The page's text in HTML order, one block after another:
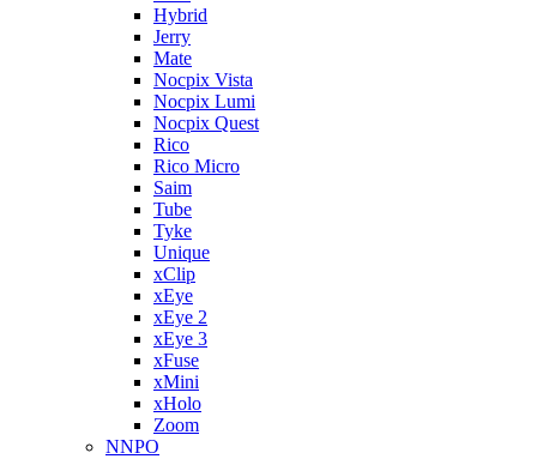
Hybrid
Jerry
Mate
Nocpix Vista
Nocpix Lumi
Nocpix Quest
Rico
Rico Micro
Saim
Tube
Tyke
Unique
xClip
xEye
xEye 2
xEye 3
xFuse
xMini
xHolo
Zoom
NNPO